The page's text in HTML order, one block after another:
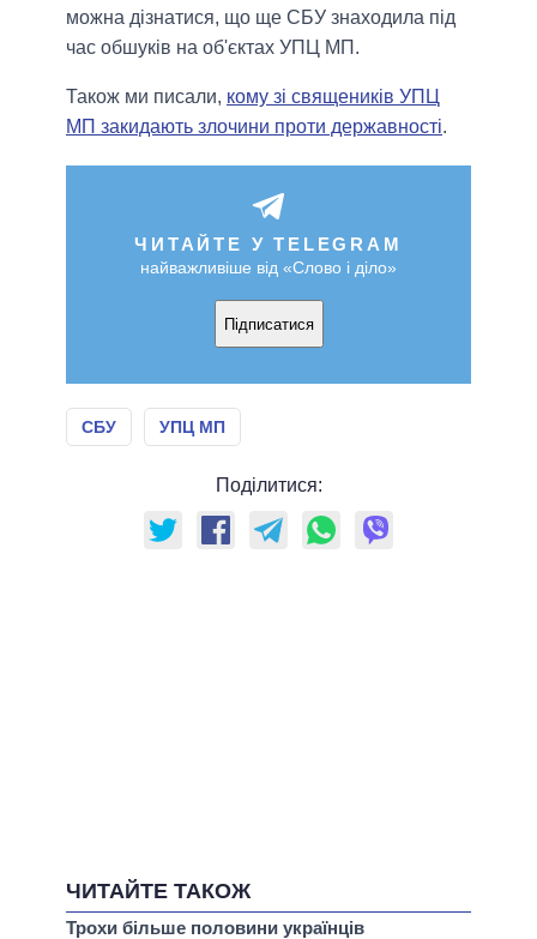
можна дізнатися, що ще СБУ знаходила під
час обшуків на об'єктах УПЦ МП.
Також ми писали, кому зі священиків УПЦ
МП закидають злочини проти державності.
ЧИТАЙТЕ У TELEGRAM
найважливіше від «Слово і діло»
Підписатися
СБУ УПЦ МП
Поділитися:
ЧИТАЙТЕ ТАКОЖ
Трохи більше половини українців